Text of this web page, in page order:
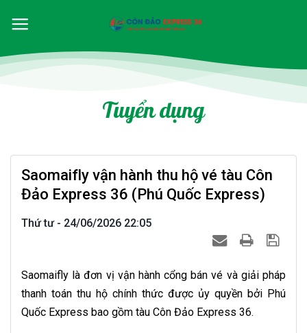
Tuyển dụng
Saomaifly vận hành thu hộ vé tàu Côn
Đảo Express 36 (Phú Quốc Express)
Thứ tư - 24/06/2026 22:05
Saomaifly là đơn vị vận hành cổng bán vé và giải pháp
thanh toán thu hộ chính thức được ủy quyền bởi Phú
Quốc Express bao gồm tàu Côn Đảo Express 36.